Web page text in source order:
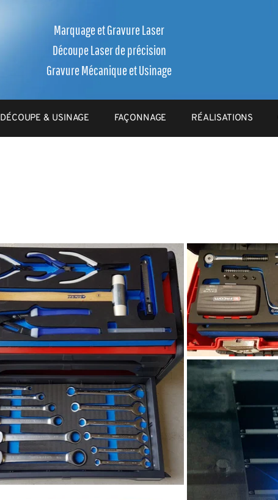
Marquage et Gravure Laser
Découpe Laser de précision
Gravure Mécanique et Usinage
DÉCOUPE & USINAGE FAÇONNAGE RÉALISATIONS